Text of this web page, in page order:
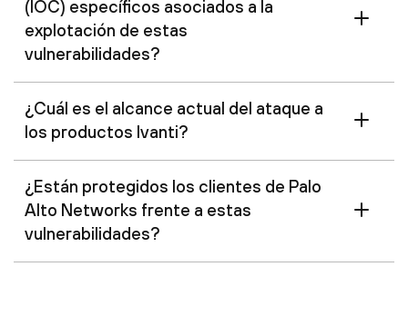
(IOC) específicos asociados a la
explotación de estas
vulnerabilidades?
¿Cuál es el alcance actual del ataque a
los productos Ivanti?
¿Están protegidos los clientes de Palo
Alto Networks frente a estas
vulnerabilidades?